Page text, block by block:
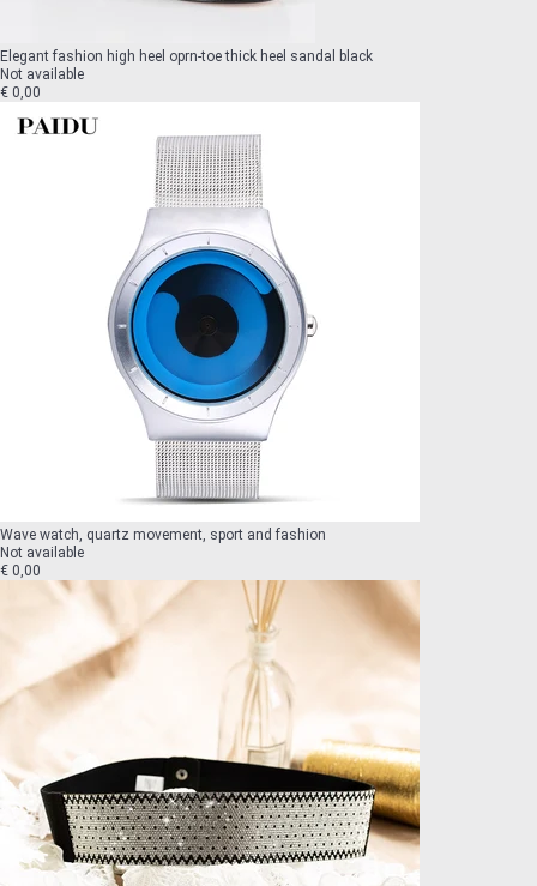
Elegant fashion high heel oprn-toe thick heel sandal black
Not available
€ 0,00
Wave watch, quartz movement, sport and fashion
Not available
€ 0,00